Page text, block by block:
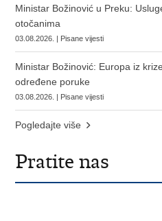
Ministar Božinović u Preku:
otočanima
03.08.2026. | Pisane vijesti
Ministar Božinović: Europa iz
određene poruke
03.08.2026. | Pisane vijesti
Pogledajte više
Pratite nas